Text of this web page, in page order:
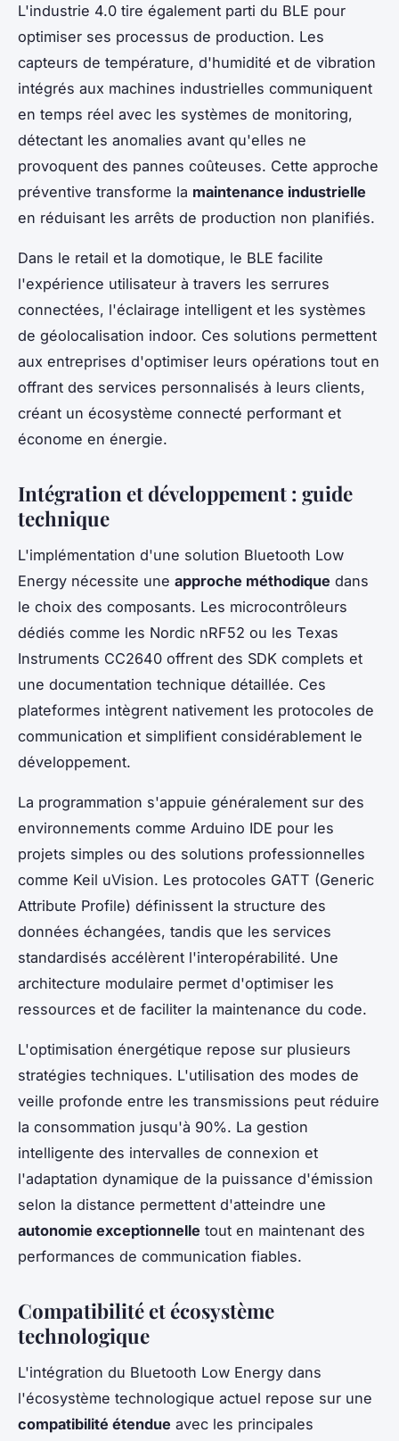
L'industrie 4.0 tire également parti du BLE pour
optimiser ses processus de production. Les
capteurs de température, d'humidité et de vibration
intégrés aux machines industrielles communiquent
en temps réel avec les systèmes de monitoring,
détectant les anomalies avant qu'elles ne
provoquent des pannes coûteuses. Cette approche
préventive transforme la maintenance industrielle
en réduisant les arrêts de production non planifiés.
Dans le retail et la domotique, le BLE facilite
l'expérience utilisateur à travers les serrures
connectées, l'éclairage intelligent et les systèmes
de géolocalisation indoor. Ces solutions permettent
aux entreprises d'optimiser leurs opérations tout en
offrant des services personnalisés à leurs clients,
créant un écosystème connecté performant et
économe en énergie.
Intégration et développement : guide
technique
L'implémentation d'une solution Bluetooth Low
Energy nécessite une approche méthodique dans
le choix des composants. Les microcontrôleurs
dédiés comme les Nordic nRF52 ou les Texas
Instruments CC2640 offrent des SDK complets et
une documentation technique détaillée. Ces
plateformes intègrent nativement les protocoles de
communication et simplifient considérablement le
développement.
La programmation s'appuie généralement sur des
environnements comme Arduino IDE pour les
projets simples ou des solutions professionnelles
comme Keil uVision. Les protocoles GATT (Generic
Attribute Profile) définissent la structure des
données échangées, tandis que les services
standardisés accélèrent l'interopérabilité. Une
architecture modulaire permet d'optimiser les
ressources et de faciliter la maintenance du code.
L'optimisation énergétique repose sur plusieurs
stratégies techniques. L'utilisation des modes de
veille profonde entre les transmissions peut réduire
la consommation jusqu'à 90%. La gestion
intelligente des intervalles de connexion et
l'adaptation dynamique de la puissance d'émission
selon la distance permettent d'atteindre une
autonomie exceptionnelle tout en maintenant des
performances de communication fiables.
Compatibilité et écosystème
technologique
L'intégration du Bluetooth Low Energy dans
l'écosystème technologique actuel repose sur une
compatibilité étendue avec les principales